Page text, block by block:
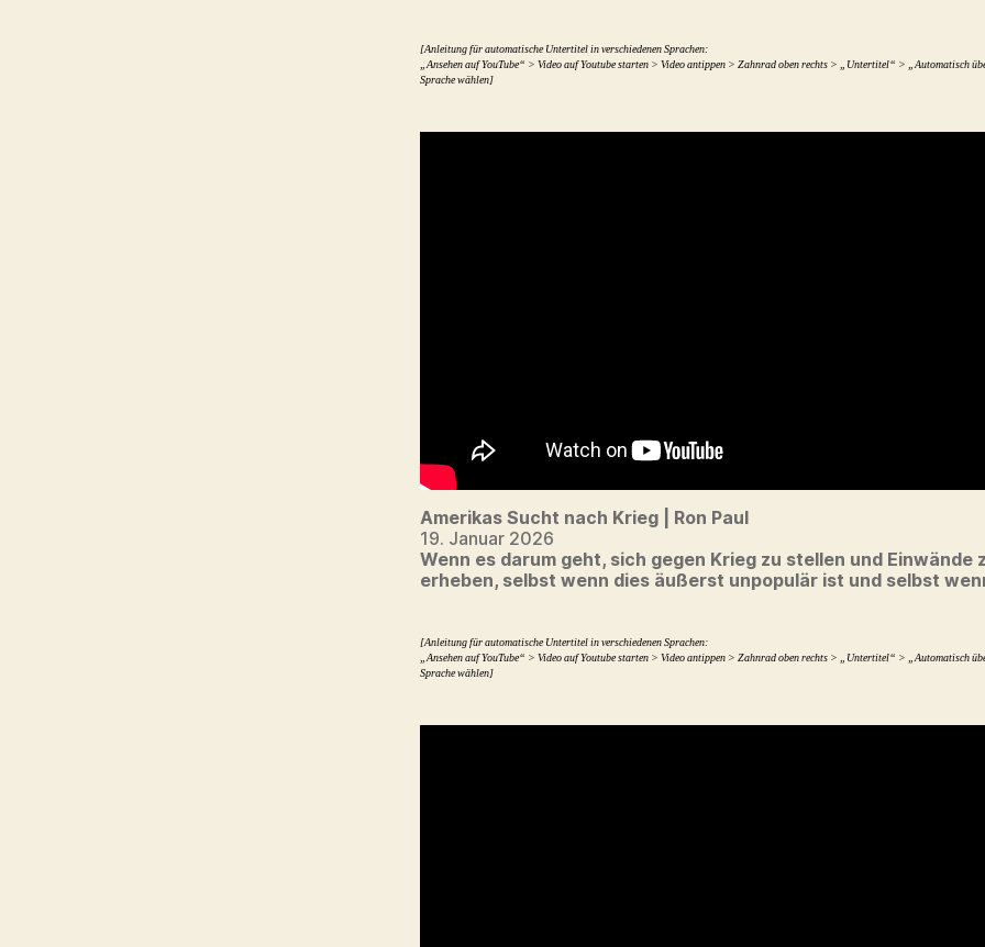
[Anleitung für automatische Untertitel in verschiedenen Sprachen:
„Ansehen auf YouTube“ > Video auf Youtube starten > Video antippen > Zahnrad oben rechts > „Untertitel“ > „Automatisch
Sprache wählen]
Amerikas Sucht nach Krieg | Ron Paul
19. Januar 2026
Wenn es darum geht, sich gegen Krieg zu stellen und Einwände
erheben, selbst wenn dies äußerst unpopulär ist und selbst
[Anleitung für automatische Untertitel in verschiedenen Sprachen:
„Ansehen auf YouTube“ > Video auf Youtube starten > Video antippen > Zahnrad oben rechts > „Untertitel“ > „Automatisch
Sprache wählen]